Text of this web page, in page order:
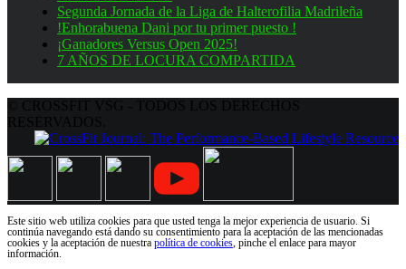
Segunda Jornada de la Liga de Halterofilia Madrileña
!Enhorabuena Dani por tu primer puesto !
¡Ganadores Versus Open 2025!
7 AÑOS DE LOCURA COMPARTIDA
Este sitio web utiliza cookies para que usted tenga la mejor experiencia de usuario. Si
continúa navegando está dando su consentimiento para la aceptación de las mencionadas
cookies y la aceptación de nuestra política de cookies, pinche el enlace para mayor
información.